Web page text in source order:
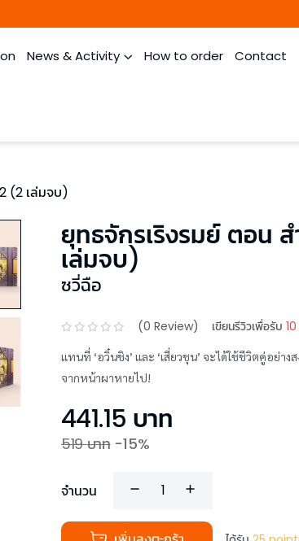
News & Activity How to order Contact
(2 เล่มจบ)
ยุทธจักรเริงรมย์ ตอน
เล่มจบ)
ซวี่ฉือ
(0 Review) เขียนรีวิวเพื่อรับ
แทนที่ ‘อวิ๋นชิง’ และ ‘เสี่ยวชุน’ จะได้ใช้ชีวิตคู่อย่
จากหน้าผาหายไป!
441.15 บาท
519บาท -15%
จำนวน